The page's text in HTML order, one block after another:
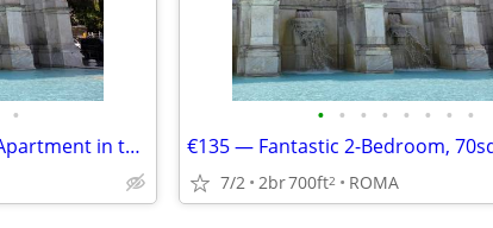
•
Fantastic 2-Bedroom, 70sqm Apartment in the Heart of Monteverde (ROMA)
• • • • • • • •
7/2 2br700ft2 ROMA